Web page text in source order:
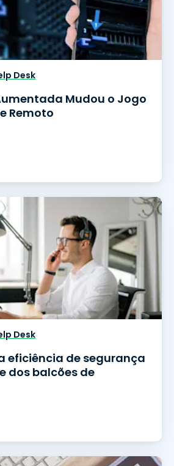
Desk
Mudou o Jogo
Remoto
Desk
eficiência de segurança
dos balcões de